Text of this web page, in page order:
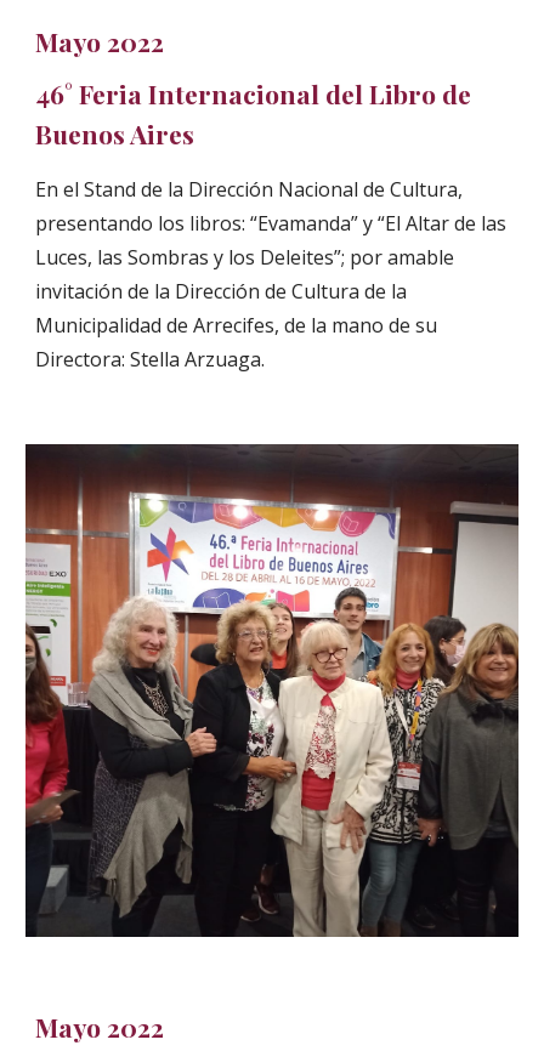
Mayo 2022
46° Feria Internacional del Libro de
Buenos Aires
En el Stand de la Dirección Nacional de Cultura,
presentando los libros: “Evamanda” y “El Altar de las
Luces, las Sombras y los Deleites”; por amable
invitación de la Dirección de Cultura de la
Municipalidad de Arrecifes, de la mano de su
Directora: Stella Arzuaga.
Mayo 2022